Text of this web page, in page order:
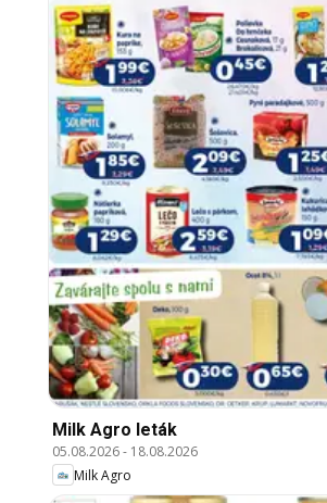
Milk Agro leták
05.08.2026- 18.08.2026
Milk Agro